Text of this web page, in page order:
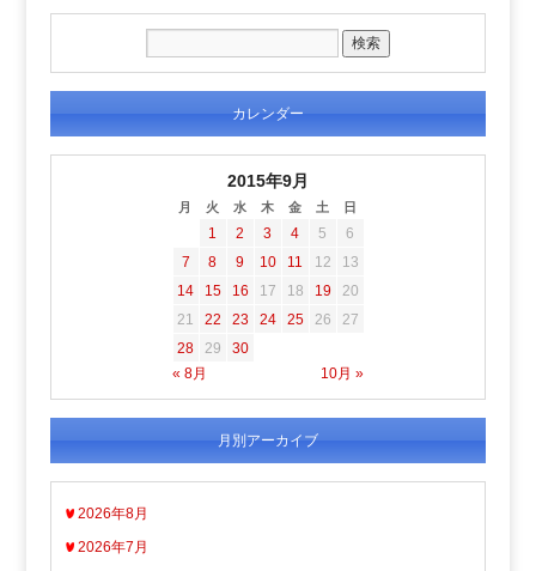
カレンダー
2015年9月
月 火 水 木 金 土 日
« 8月 10月 »
1 2 3 4 5
6
7
8 9 10 11 12
13
14
15 16 17 18 19
20
21
22 23 24 25 26
27
28
29 30
月別アーカイブ
2026年8月
2026年7月